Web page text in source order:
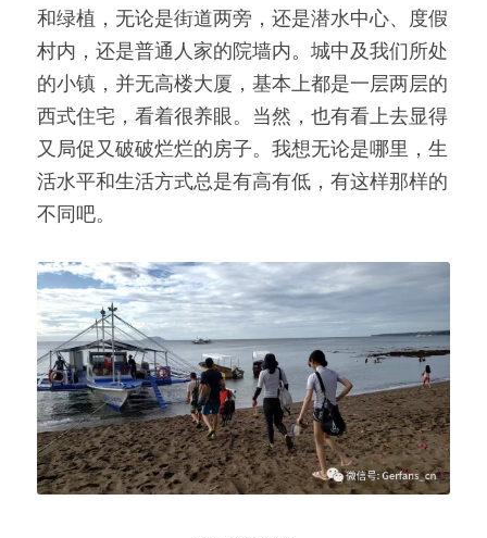
和绿植，无论是街道两旁，还是潜水中心、度假
村内，还是普通人家的院墙内。 城中及我们所处
的小镇，并无高楼大厦，基本上都是一层两层的
西式住宅，看着很养眼。 当然，也有看上去显得
又局促又破破烂烂的房子。 我想无论是哪里，生
活水平和生活方式总是有高有低，有这样那样的
不同吧。